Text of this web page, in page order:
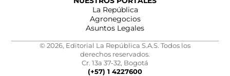
La República
Agronegocios
Asuntos Legales
© 2026, Editorial La República S.A.S. Todos los
derechos reservados.
Cr. 13a 37-32, Bogotá
(+57) 1 4227600